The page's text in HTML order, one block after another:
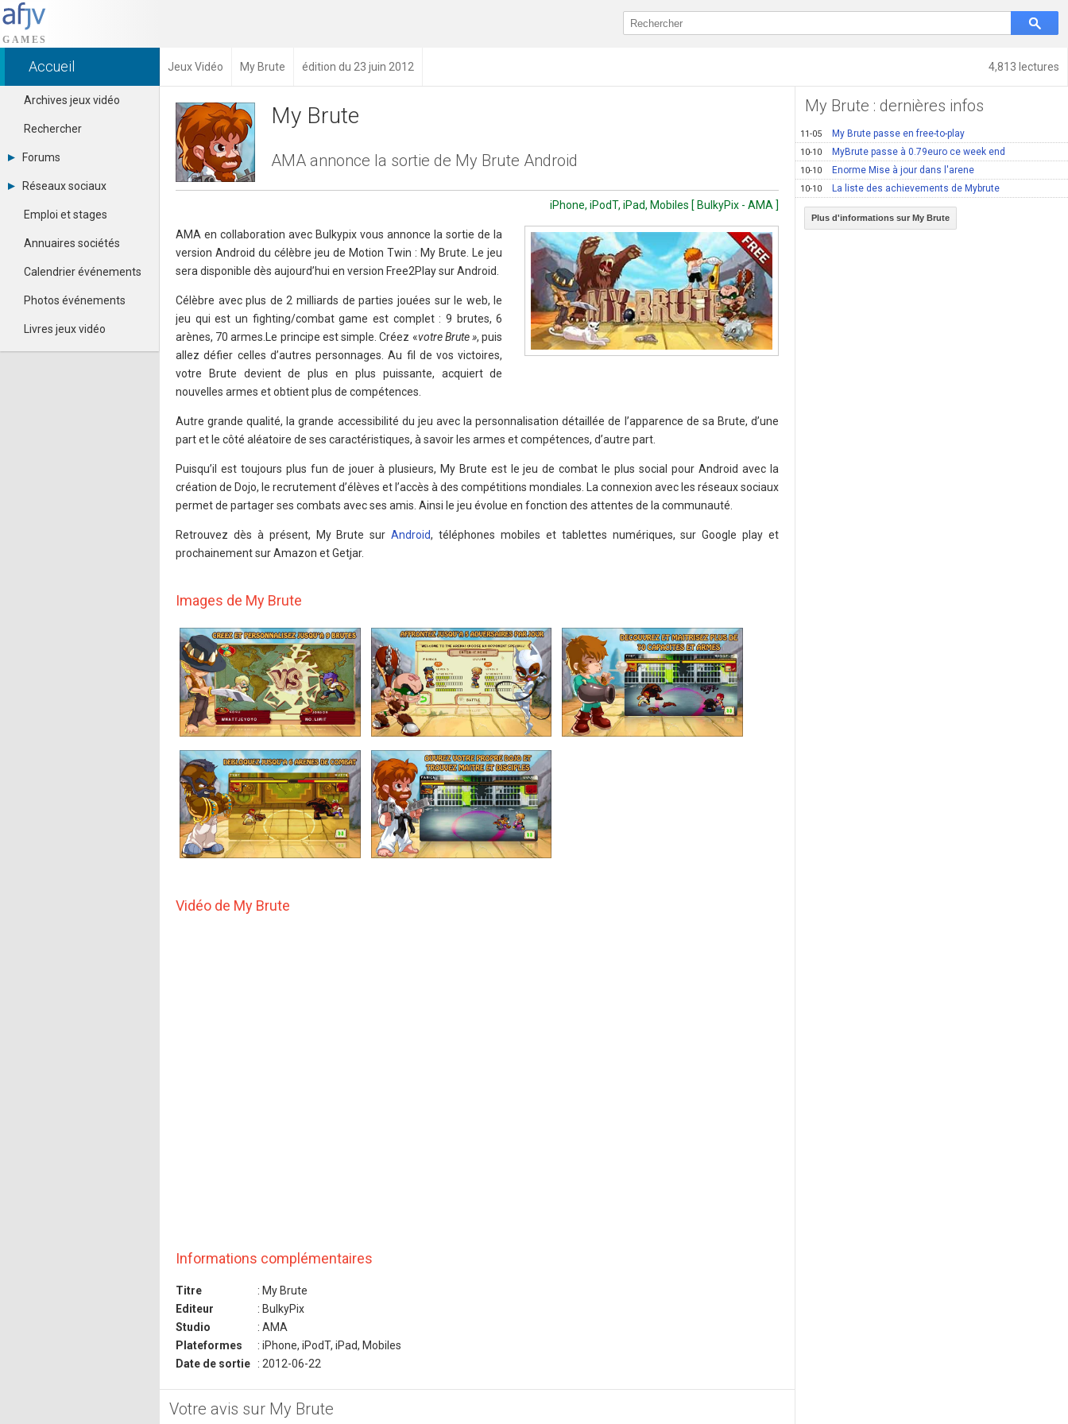
4,813 lectures
Accueil Jeux Vidéo My Brute édition du 23 juin 2012
Archives jeux vidéo
Rechercher
Forums
Tous les forums
Se connecter
Contacter un modérateur
Réseaux sociaux
Dailymotion
Facebook
Google+
Pinterest
Youtube
Emploi et stages
Annuaires sociétés
Calendrier événements
Photos événements
Livres jeux vidéo
My Brute
AMA annonce la sortie de My Brute Android
iPhone, iPodT, iPad, Mobiles [ BulkyPix - AMA ]
AMA en collaboration avec Bulkypix vous annonce la sortie de la
version Android du célèbre jeu de Motion Twin : My Brute. Le jeu
sera disponible dès aujourd’hui en version Free2Play sur Android.
Célèbre avec plus de 2 milliards de parties jouées sur le web, le
jeu qui est un fighting/combat game est complet : 9 brutes, 6
arènes, 70 armes.Le principe est simple. Créez «votre Brute », puis
allez défier celles d’autres personnages. Au fil de vos victoires,
votre Brute devient de plus en plus puissante, acquiert de
nouvelles armes et obtient plus de compétences.
Autre grande qualité, la grande accessibilité du jeu avec la personnalisation détaillée de l’apparence de sa Brute, d’une
part et le côté aléatoire de ses caractéristiques, à savoir les armes et compétences, d’autre part.
Puisqu’il est toujours plus fun de jouer à plusieurs, My Brute est le jeu de combat le plus social pour Android avec la
création de Dojo, le recrutement d’élèves et l’accès à des compétitions mondiales. La connexion avec les réseaux sociaux
permet de partager ses combats avec ses amis. Ainsi le jeu évolue en fonction des attentes de la communauté.
Retrouvez dès à présent, My Brute surAndroid, téléphones mobiles et tablettes numériques, sur Google play et
prochainement sur Amazon et Getjar.
Images de My Brute
Vidéo de My Brute
Informations complémentaires
Titre
: My Brute
Editeur
: BulkyPix
Studio
: AMA
Plateformes
: iPhone, iPodT, iPad, Mobiles
Date de sortie
: 2012-06-22
Votre avis sur My Brute
My Brute : dernières infos
11-05 My Brute passe en free-to-play
10-10 MyBrute passe à 0.79euro ce week end
10-10 Enorme Mise à jour dans l'arene
10-10 La liste des achievements de Mybrute
Plus d'informations sur My Brute